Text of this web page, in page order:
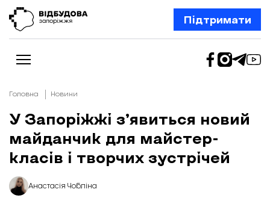
Підтримати
Новини
Відбудова Запоріжжя
Ексклюзив
Шлях додому
Відбудова. Життя
Головна Новини
У Запоріжжі з’явиться новий
майданчик для майстер-
класів і творчих зустрічей
Анастасія Чобліна